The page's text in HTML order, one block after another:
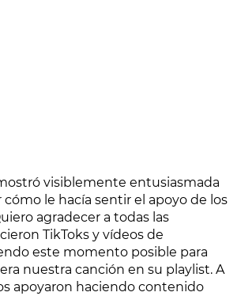
visiblemente entusiasmada
cómo le hacía sentir el apoyo de los
agradecer a todas las
TikToks y vídeos de
este momento posible para
nuestra canción en su playlist. A
apoyaron haciendo contenido